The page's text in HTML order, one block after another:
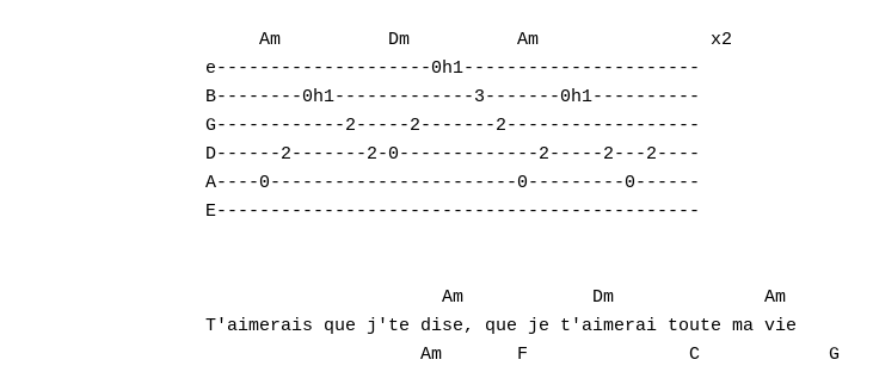
     Am          Dm          Am                x2
e--------------------0h1----------------------
B--------0h1-------------3-------0h1----------
G------------2-----2-------2------------------
D------2-------2-0-------------2-----2---2----
A----0-----------------------0---------0------
E---------------------------------------------
                      Am            Dm              Am
T'aimerais que j'te dise, que je t'aimerai toute ma vie
                    Am       F               C            G